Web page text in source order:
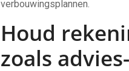
verbouwingsplannen.
Houd
zoals